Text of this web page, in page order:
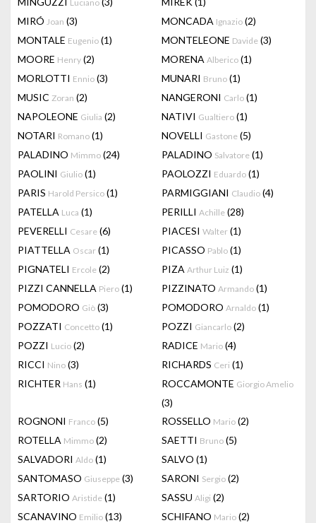
Luciano
MIRÓ Joan (3) MONCADA Ignazio (2)
MONTALE Eugenio (1) MONTELEONE Davide (3)
MOORE Henry (2) MORENA Alberico (1)
MORLOTTI Ennio (3) MUNARI Bruno (1)
MUSIC Zoran (2) NANGERONI Carlo (1)
NAPOLEONE Giulia (2) NATIVI Gualtiero (1)
NOTARI Romano (1) NOVELLI Gastone (5)
PALADINO Mimmo (24) PALADINO Salvatore (1)
PAOLINI Giulio (1) PAOLOZZI Eduardo (1)
PARIS Harold Persico (1) PARMIGGIANI Claudio (4)
PATELLA Luca (1) PERILLI Achille (28)
PEVERELLI Cesare (6) PIACESI Walter (1)
PIATTELLA Oscar (1) PICASSO Pablo (1)
PIGNATELI Ercole (2) PIZA Arthur Luiz (1)
PIZZI CANNELLA Piero (1) PIZZINATO Armando (1)
POMODORO Giò (3) POMODORO Arnaldo (1)
POZZATI Concetto (1) POZZI Giancarlo (2)
POZZI Lucio (2) RADICE Mario (4)
RICCI Nino (3) RICHARDS Ceri (1)
RICHTER Hans (1) ROCCAMONTE Giorgio Amelio
(3)
ROGNONI Franco (5) ROSSELLO Mario (2)
ROTELLA Mimmo (2) SAETTI Bruno (5)
SALVADORI Aldo (1) SALVO (1)
SANTOMASO Giuseppe (3) SARONI Sergio (2)
SARTORIO Aristide (1) SASSU Aligi (2)
SCANAVINO Emilio (13) SCHIFANO Mario (2)